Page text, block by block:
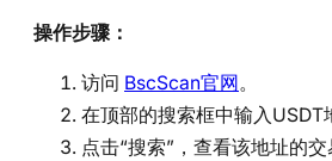
操作步骤：
访问 BscScan官网 。
在顶部的搜索框中输入USDT
点击“搜索”，查看该地址的交